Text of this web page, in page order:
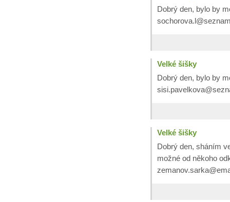
Dobrý den, bylo by
Velké šišky
Dobrý den, bylo by
Velké šišky
Dobrý den, sháním
možné od někoho